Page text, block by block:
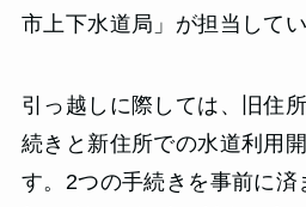
市上下水道局」が担当してい
引っ越しに際しては、旧住
続きと新住所での水道利用
す。2つの手続きを事前に済